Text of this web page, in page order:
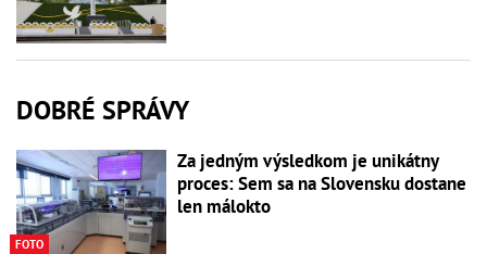
DOBRÉ SPRÁVY
FOTO
Za jedným výsledkom je unikátny
proces: Sem sa na Slovensku dostane
len málokto